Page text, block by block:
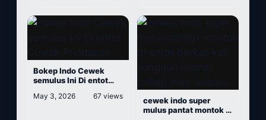
Bokep Indo Cewek
semulus Ini Di entot
May 3, 2026 67 views
cewek indo super
mulus pantat montok di